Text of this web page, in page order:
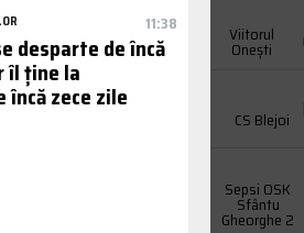
11:38
desparte de încă
îl ține la
zece zile
Viitorul
Onești
CS Blejoi
Sepsi OSK
Sfântu
Gheorghe 2